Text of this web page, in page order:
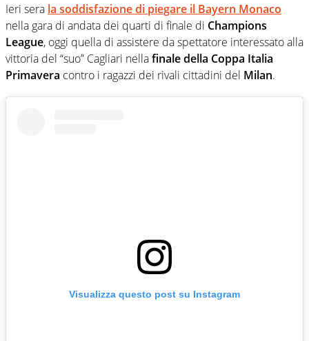
Ieri sera la soddisfazione di piegare il Bayern Monaco
nella gara di andata dei quarti di finale di Champions
League, oggi quella di assistere da spettatore interessato alla
vittoria del “suo” Cagliari nellafinale della Coppa Italia
Primavera contro i ragazzi dei rivali cittadini del Milan.
Visualizza questo post su Instagram